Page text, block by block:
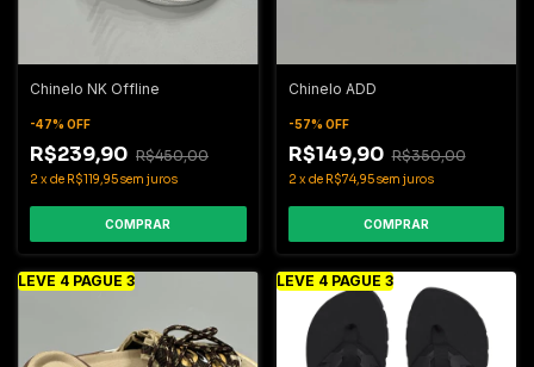
Chinelo NK Offline
-47% OFF
R$239,90 R$450,00
2 xde R$119,95sem juros
COMPRAR
Chinelo ADD
-57% OFF
R$149,90 R$350,00
2 xde R$74,95sem juros
COMPRAR
LEVE 4 PAGUE 3 LEVE 4 PAGUE 3